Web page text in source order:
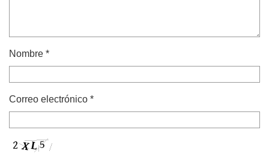
Nombre *
Correo electrónico *